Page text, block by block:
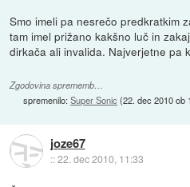
Smo imeli pa nesrečo predkratkim
tam imel prižano kakšno luč in
dirkača ali invalida. Najverjetne pa
Zgodovina sprememb…
spremenilo:Super Sonic (22. dec 2010 ob
joze67
::22. dec 2010, 11:33